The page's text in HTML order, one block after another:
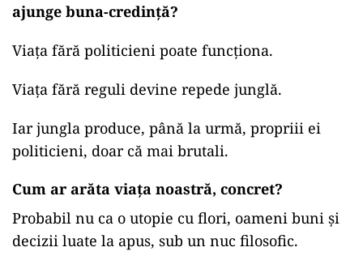
ajunge buna-credință?
Viața fără politicieni poate funcționa.
Viața fără reguli devine repede junglă.
Iar jungla produce, până la urmă, propriii ei
politicieni, doar că mai brutali.
Cum ar arăta viața noastră, concret?
Probabil nu ca o utopie cu flori, oameni buni și
decizii luate la apus, sub un nuc filosofic.